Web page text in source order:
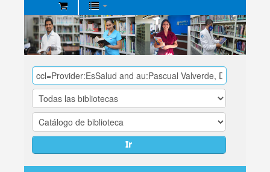
Biblioteca
Central
EsSalud
Ir